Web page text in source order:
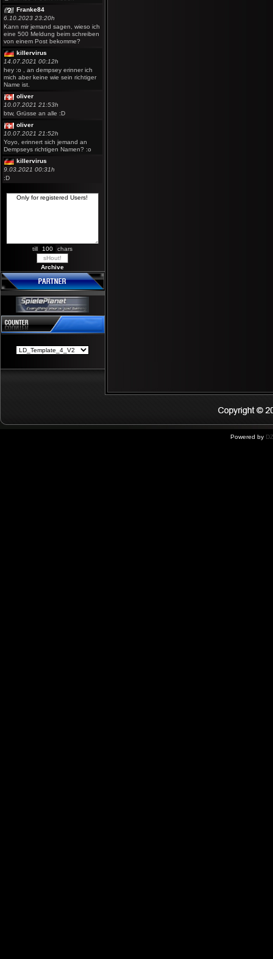
Franke84
6.10.2023 23:20h
Kann mir jemand sagen, wieso ich
eine 500 Meldung beim schreiben
von einem Post bekomme?
killervirus
14.07.2021 00:12h
hey :o , an dempsey erinner ich
mich aber keine wie sein richtiger
Name ist.
oliver
10.07.2021 21:53h
btw, Grüsse an alle :D
oliver
10.07.2021 21:52h
Yoyo, erinnert sich jemand an
Dempseys richtigen Namen? :o
killervirus
9.03.2021 00:31h
:D
till chars
Archive
Powered by